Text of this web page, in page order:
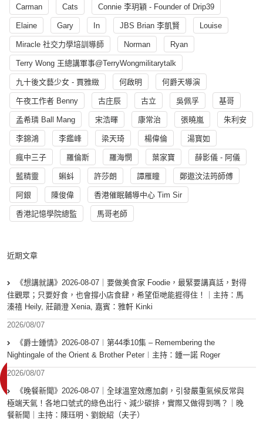
Carman Cats Connie 李玥穎 - Founder of Drip39
Elaine Gary In JBS Brian 李凱賢 Louise
Miracle 社交力學培訓導師 Norman Ryan
Terry Wong 王總講軍事@TerryWongmilitarytalk
九十後文藝少女 - 賈雅緻 何啟明 何爵天導演
午夜工作者 Benny 古庄辰 古立 吳佩孚 基哥
孟希璘 Ball Mang 宋浩暉 康常治 張曉嵐 朱利安
李錦鴻 李鑑峰 梁天琦 楊偉倫 湯寳如
瘋中三子 羅倫斯 羅海憫 葉家寶 薛影儀 - 阿儀
藍精靈 蝌蚪 許莎朗 譚雁瞳 鄭遨汶法筠師傅
阿銀 陳俊偉 香港催眠輔導中心 Tim Sir
香港記憶學院總監 馬哥老師
近期文章
《想講就講》2026-08-07｜要做美食家 Foodie，最緊要講真話，對得
住觀眾；只要好食，也會撐小店食肆，希望佢哋能捱得住！｜主持：馬
溱禧 Heily, 莊韻澄 Xenia, 嘉賓：雅軒 Kinki
2026/08/07
《爵士鍾情》2026-08-07︱第44季10集 – Remembering the
Nightingale of the Orient & Brother Peter︱主持：鍾一諾 Roger
2026/08/07
《晚餐新聞》2026-08-07｜全球溫室效應加劇，引發嚴重氣候反常與
極端天氣！各地口號式的綠色出行、減少碳排，實際又做得到嗎？｜晚
餐新聞｜主持：陳珏明、劉銳紹（夫子）